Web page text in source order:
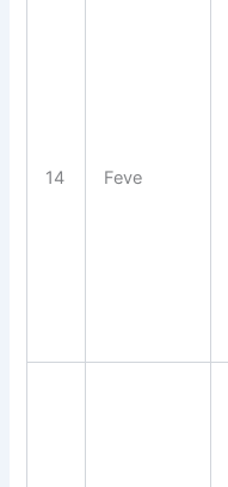
14 Feve